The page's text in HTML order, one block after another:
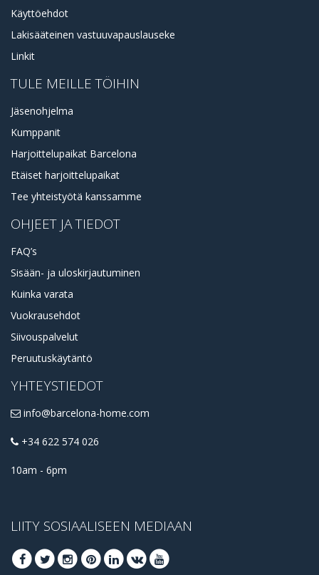
Käyttöehdot
Lakisääteinen vastuuvapauslauseke
Linkit
TULE MEILLE TÖIHIN
Jäsenohjelma
Kumppanit
Harjoittelupaikat Barcelona
Etäiset harjoittelupaikat
Tee yhteistyötä kanssamme
OHJEET JA TIEDOT
FAQ’s
Sisään- ja uloskirjautuminen
Kuinka varata
Vuokrausehdot
Siivouspalvelut
Peruutuskäytäntö
YHTEYSTIEDOT
info@barcelona-home.com
+34 622 574 026
10am - 6pm
LIITY SOSIAALISEEN MEDIAAN